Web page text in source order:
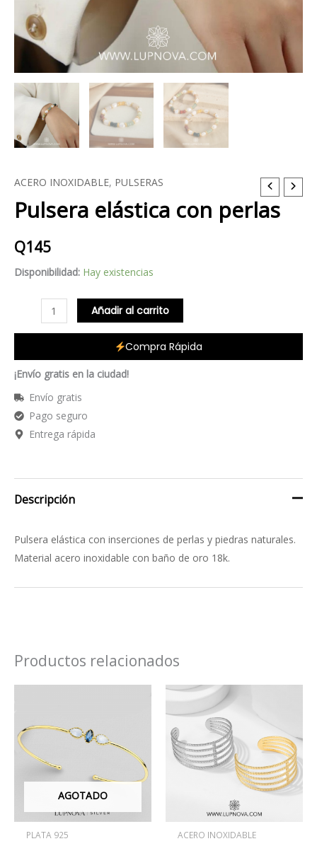
ACERO INOXIDABLE, PULSERAS
Pulsera elástica con perlas
Q145
Disponibilidad: Hay existencias
Pulsera
elástica
con
perlas
cantidad
Añadir al carrito
Compra Rápida
¡Envío gratis en la ciudad!
Envío gratis
Pago seguro
Entrega rápida
Descripción
Pulsera elástica con inserciones de perlas y piedras naturales.
Material acero inoxidable con baño de oro 18k.
Productos relacionados
AGOTADO
PLATA 925 ACERO INOXIDABLE
Las